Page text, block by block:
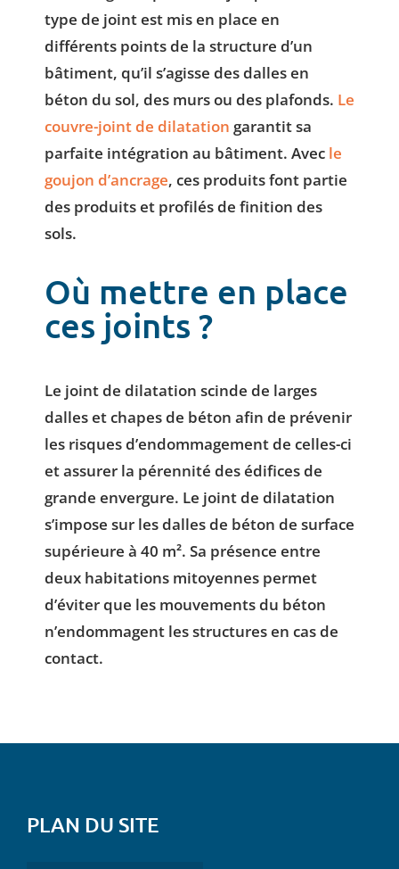
type de joint est mis en place en
différents points de la structure d’un
bâtiment, qu’il s’agisse des dalles en
béton du sol, des murs ou des plafonds. Le
couvre-joint de dilatation garantit sa
parfaite intégration au bâtiment. Avec le
goujon d’ancrage, ces produits font partie
des produits et profilés de finition des
sols.
Où mettre en place
ces joints ?
Le joint de dilatation scinde de larges
dalles et chapes de béton afin de prévenir
les risques d’endommagement de celles-ci
et assurer la pérennité des édifices de
grande envergure. Le joint de dilatation
s’impose sur les dalles de béton de surface
supérieure à 40 m². Sa présence entre
deux habitations mitoyennes permet
d’éviter que les mouvements du béton
n’endommagent les structures en cas de
contact.
PLAN DU SITE